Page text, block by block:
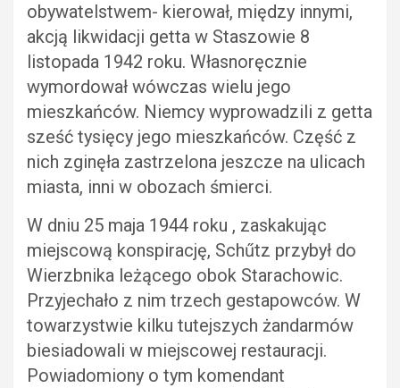
obywatelstwem- kierował, między innymi,
akcją likwidacji getta w Staszowie 8
listopada 1942 roku. Własnoręcznie
wymordował wówczas wielu jego
mieszkańców. Niemcy wyprowadzili z getta
sześć tysięcy jego mieszkańców. Część z
nich zginęła zastrzelona jeszcze na ulicach
miasta, inni w obozach śmierci.
W dniu 25 maja 1944 roku , zaskakując
miejscową konspirację, Schűtz przybył do
Wierzbnika leżącego obok Starachowic.
Przyjechało z nim trzech gestapowców. W
towarzystwie kilku tutejszych żandarmów
biesiadowali w miejscowej restauracji.
Powiadomiony o tym komendant